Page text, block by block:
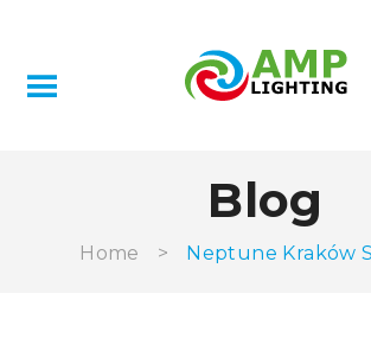
Blog
Home > Neptune Kraków